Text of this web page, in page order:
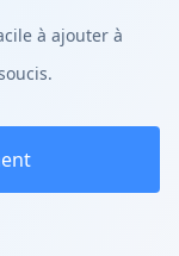
à ajouter à